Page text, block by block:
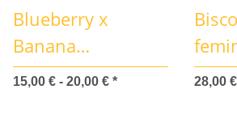
Blueberry x
Banana
feminisiert
15,00 € - 20,00 € * 28,00